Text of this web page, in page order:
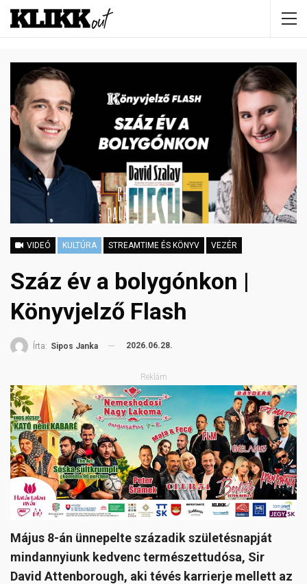
VIDEÓ KULTÚRA STREAMTIME ÉS KÖNYV VEZÉR
Száz év a bolygónkon |
Könyvjelző Flash
Írta: Sipos Janka 2026.06.28.
Reklám
Május 8-án ünnepelte századik születésnapját
mindannyiunk kedvenc természettudósa, Sir
David Attenborough, aki tévés karrierje mellett az